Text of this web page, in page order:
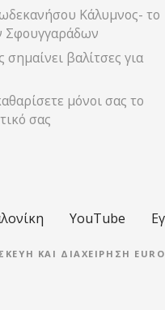
Κάλυμνος- το
Σφουγγαράδων
σημαίνει βαλίτσες για
μόνοι σας το
σας
YouTube
ΚΑΙ ΔΙΑΧΕΊΡΗΣΗ